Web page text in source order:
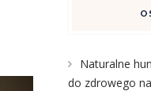
Naturalne
do zdrowego